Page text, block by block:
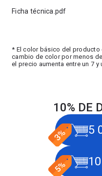
Ficha técnica.pdf
* El color básico del producto
cambio de color por menos
el precio aumenta entre un 7
10% DE
5